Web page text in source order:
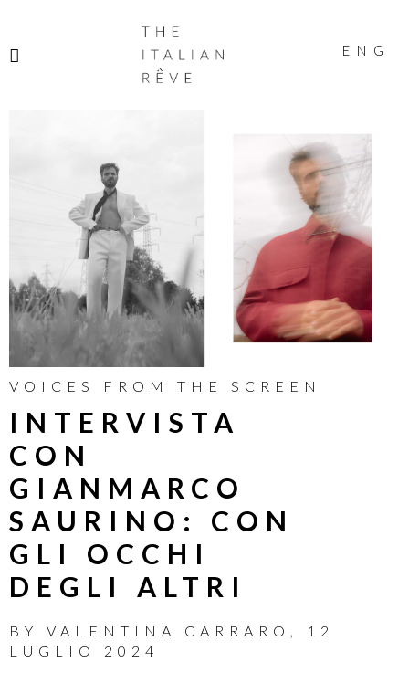
ITALIAN
RÊVE
ENG
VOICES FROM THE SCREEN
INTERVISTA
CON
GIANMARCO
SAURINO: CON
GLI OCCHI
DEGLI ALTRI
BY VALENTINA CARRARO
12
LUGLIO 2024